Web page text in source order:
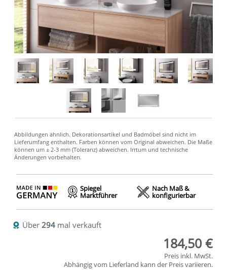
Spiegel
Marktführer
Nach Maß &
konfigurierbar
Über 294 mal verkauft
184,50 €
Preis inkl. MwSt.
Abhängig vom Lieferland kann der Preis variieren.